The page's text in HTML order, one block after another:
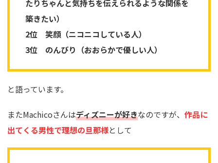
たりちゃんと気持ちを伝えられるような関係を
築きたい）
2位 笑顔（ニコニコしている人）
3位 のんびり（おおらかで優しい人）
と語っています。
またMachicoさんはディズニーが好きなのですが、 作品に
出てくる男性で理想の旦那様として